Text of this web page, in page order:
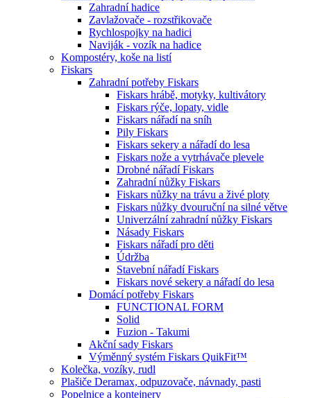
Zahradní hadice
Zavlažovače - rozstřikovače
Rychlospojky na hadici
Naviják - vozík na hadice
Kompostéry, koše na listí
Fiskars
Zahradní potřeby Fiskars
Fiskars hrábě, motyky, kultivátory
Fiskars rýče, lopaty, vidle
Fiskars nářadí na sníh
Pily Fiskars
Fiskars sekery a nářadí do lesa
Fiskars nože a vytrhávače plevele
Drobné nářadí Fiskars
Zahradní nůžky Fiskars
Fiskars nůžky na trávu a živé ploty
Fiskars nůžky dvouruční na silné větve
Univerzální zahradní nůžky Fiskars
Násady Fiskars
Fiskars nářadí pro děti
Údržba
Stavební nářadí Fiskars
Fiskars nové sekery a nářadí do lesa
Domácí potřeby Fiskars
FUNCTIONAL FORM
Solid
Fuzion - Takumi
Akční sady Fiskars
Výměnný systém Fiskars QuikFit™
Kolečka, vozíky, rudl
Plašiče Deramax, odpuzovače, návnady, pasti
Popelnice a kontejnery